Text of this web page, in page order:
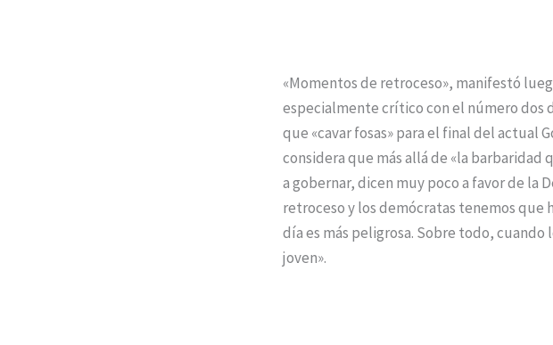
«Momentos de retroceso», manifestó
especialmente crítico con el número dos
que «cavar fosas» para el final del actual
considera que más allá de «la
a gobernar, dicen muy poco a favor de la
retroceso y los demócratas tenemos que
día es más peligrosa. Sobre todo,
joven».